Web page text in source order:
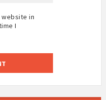
website in
I